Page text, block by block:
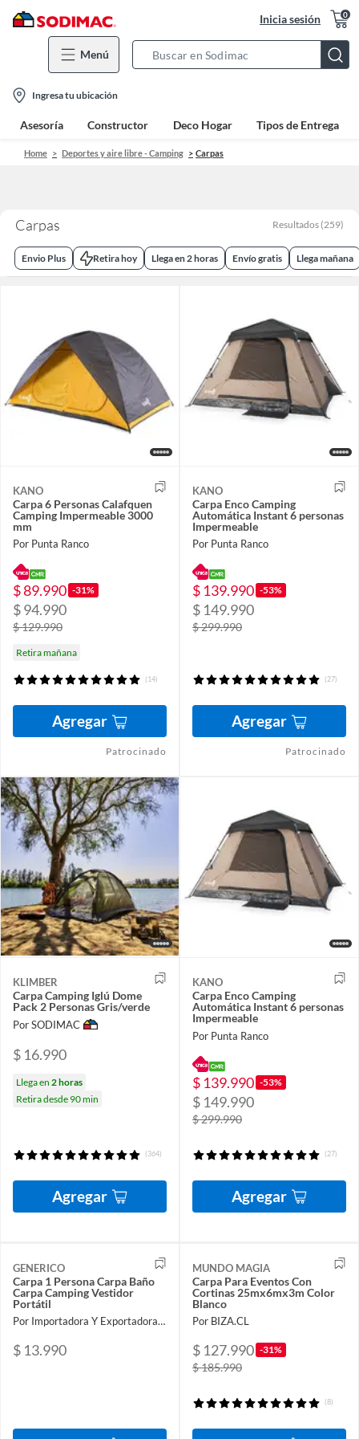
Inicia sesión 0
Menú
Bar
location-
icon
Ingresa tu ubicación
Asesoría Constructor Deco Hogar Tipos de Entrega
Home Deportes y aire libre - Camping Carpas
Carpas Resultados (259)
Envio Plus Retira hoy Llega en 2 horas Envío gratis Llega mañana
KANO
Carpa 6 Personas Calafquen
Camping Impermeable 3000
mm
Por Punta Ranco
$ 89.990 -31%
$ 94.990
$ 129.990
Retira mañana
(14)
Agregar
Patrocinado
KANO
Carpa Enco Camping
Automática Instant 6 personas
Impermeable
Por Punta Ranco
$ 139.990 -53%
$ 149.990
$ 299.990
(27)
Agregar
Patrocinado
KLIMBER
Carpa Camping Iglú Dome
Pack 2 Personas Gris/verde
Por SODIMAC
$ 16.990
Llega en 2 horas
Retira desde 90 min
(364)
Agregar
KANO
Carpa Enco Camping
Automática Instant 6 personas
Impermeable
Por Punta Ranco
$ 139.990 -53%
$ 149.990
$ 299.990
(27)
Agregar
GENERICO
Carpa 1 Persona Carpa Baño
Carpa Camping Vestidor
Portátil
Por Importadora Y Exportadora Osmao Limitada
$ 13.990
MUNDO MAGIA
Carpa Para Eventos Con
Cortinas 25mx6mx3m Color
Blanco
Por BIZA.CL
$ 127.990 -31%
$ 185.990
(8)